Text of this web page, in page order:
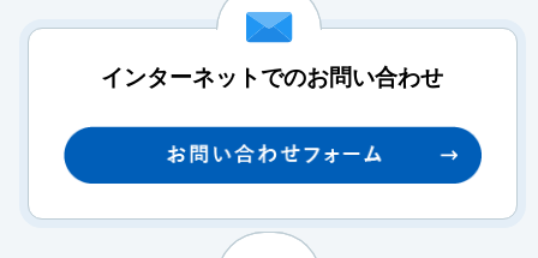
インターネットでのお問い合わせ